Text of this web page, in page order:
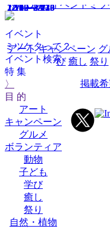
イベント
ミツケタって？
イベント検索
特 集
〉
目 的
アート
キャンペーン
グルメ
ボランティア
動物
子ども
学び
癒し
祭り
自然・植物
HOME イベントミツ
アート キャンペーン グ
び 癒し 祭り
掲載
2/19
1/10～2/23
12/20～3/20
12/12～3/13
12/6～3/22
12/5～5/17